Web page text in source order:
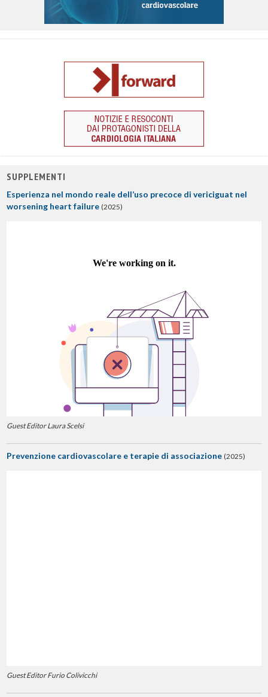
SUPPLEMENTI
Esperienza nel mondo reale dell’uso precoce di vericiguat nel
worsening heart failure (2025)
Guest Editor Laura Scelsi
Prevenzione cardiovascolare e terapie di associazione (2025)
Guest Editor Furio Colivicchi